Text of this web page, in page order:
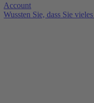
Account
Wussten Sie, dass Sie